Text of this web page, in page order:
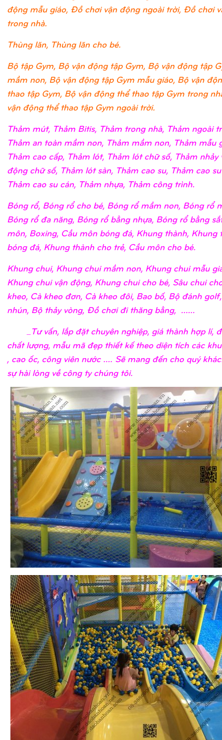
động mẫu giáo, Đồ chơi vận động ngoài trời, Đồ chơi
trong nhà.
Thùng lăn, Thùng lăn cho bé.
Bộ tập Gym, Bộ vận động tập Gym, Bộ vận động tập
mầm non, Bộ vận động tập Gym mẫu giáo, Bộ vận
thao tập Gym, Bộ vận động thể thao tập Gym trong
vận động thể thao tập Gym ngoài trời.
Thảm mút, Thảm Bitis, Thảm trong nhà, Thảm ngoài
Thảm an toàn mầm non, Thảm mầm non, Thảm mẫu
Thảm cao cấp, Thảm lót, Thảm lót chữ số, Thảm nhảy
động chữ số, Thảm lót sàn, Thảm cao su, Thảm cao
Thảm cao su cán, Thảm nhựa, Thảm công trình.
Bóng rổ, Bóng rổ cho bé, Bóng rổ mầm non, Bóng rổ
Bóng rổ đa năng, Bóng rổ bằng nhựa, Bóng rổ bằng
môn, Boxing, Cầu môn bóng đá, Khung thành, Khung
bóng đá, Khung thành cho trẻ, Cầu môn cho bé.
Khung chui, Khung chui mầm non, Khung chui mẫu
Khung chui vận động, Khung chui cho bé, Sâu chui
kheo, Cà kheo đơn, Cà kheo đôi, Bao bố, Bộ đánh
nhún, Bộ thảy vòng, Đồ chơi đi thăng bằng, ……
_Tư vấn, lắp đặt chuyên nghiệp, giá thành hợp lí,
chất lượng, mẫu mã đẹp thiết kế theo diện tích các
, cao ốc, công viên nước …. Sẽ mang đến cho quý
sự hài lòng về công ty chúng tôi.